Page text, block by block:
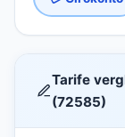
Tarife
(72585)